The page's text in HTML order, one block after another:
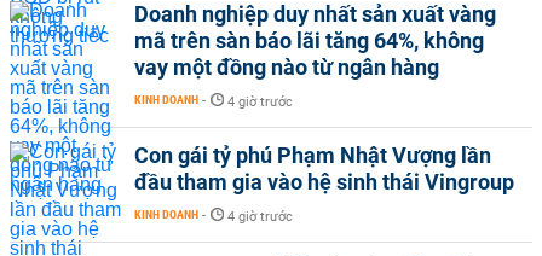
Doanh nghiệp duy nhất sản xuất vàng
mã trên sàn báo lãi tăng 64%, không
vay một đồng nào từ ngân hàng
KINH DOANH - 4 giờ trước
Con gái tỷ phú Phạm Nhật Vượng lần
đầu tham gia vào hệ sinh thái Vingroup
KINH DOANH - 4 giờ trước